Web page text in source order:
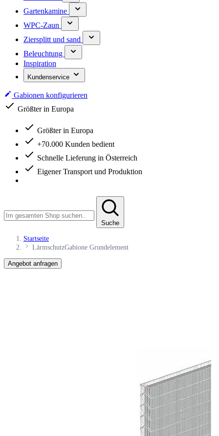
Gartenkamine
WPC-Zaun
Ziersplitt und sand
Beleuchtung
Inspiration
Kundenservice
Gabionen konfigurieren
Größter in Europa
Größter in Europa
+70.000 Kunden bedient
Schnelle Lieferung in Österreich
Eigener Transport und Produktion
Suche
Startseite
LärmschutzGabione Grundelement
Angebot anfragen